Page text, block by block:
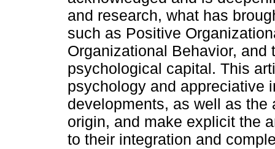
and research, what has
such as Positive
Organizational Behavior,
psychological capital. This
psychology and appreciative
developments, as well as
origin, and make explicit the
to their integration and